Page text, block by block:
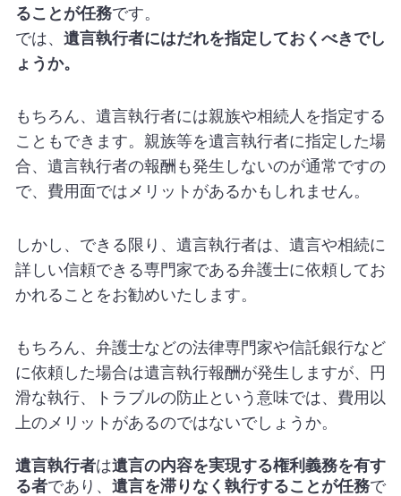
ることが任務です。
では、 遺言執行者にはだれを指定しておくべきでし
ょうか。
もちろん、遺言執行者には親族や相続人を指定する
こともできます。親族等を遺言執行者に指定した場
合、遺言執行者の報酬も発生しないのが通常ですの
で、費用面ではメリットがあるかもしれません。
しかし、できる限り、遺言執行者は、遺言や相続に
詳しい信頼できる専門家である弁護士に依頼してお
かれることをお勧めいたします。
もちろん、弁護士などの法律専門家や信託銀行など
に依頼した場合は遺言執行報酬が発生しますが、円
滑な執行、トラブルの防止という意味では、費用以
上のメリットがあるのではないでしょうか。
遺言執行者は遺言の内容を実現する権利義務を有す
る者であり、 遺言を滞りなく執行することが任務で